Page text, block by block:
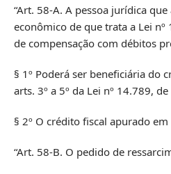
“Art. 58-A. A pessoa jurídica
econômico de que trata a Lei
de compensação com débitos
§ 1º Poderá ser beneficiária do
arts. 3º a 5º da Lei nº 14.789,
§ 2º O crédito fiscal apurado
“Art. 58-B. O pedido de